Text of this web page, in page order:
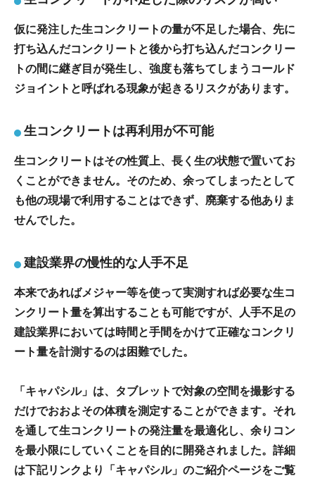
仮に発注した生コンクリートの量が不足した場合、先に
打ち込んだコンクリートと後から打ち込んだコンクリー
トの間に継ぎ目が発生し、強度も落ちてしまうコールド
ジョイントと呼ばれる現象が起きるリスクがあります。
生コンクリートは再利用が不可能
生コンクリートはその性質上、長く生の状態で置いてお
くことができません。そのため、余ってしまったとして
も他の現場で利用することはできず、廃棄する他ありま
せんでした。
建設業界の慢性的な人手不足
本来であればメジャー等を使って実測すれば必要な生コ
ンクリート量を算出することも可能ですが、人手不足の
建設業界においては時間と手間をかけて正確なコンクリ
ート量を計測するのは困難でした。
「キャパシル」は、タブレットで対象の空間を撮影する
だけでおおよその体積を測定することができます。それ
を通して生コンクリートの発注量を最適化し、余りコン
を最小限にしていくことを目的に開発されました。詳細
は下記リンクより「キャパシル」のご紹介ページをご覧